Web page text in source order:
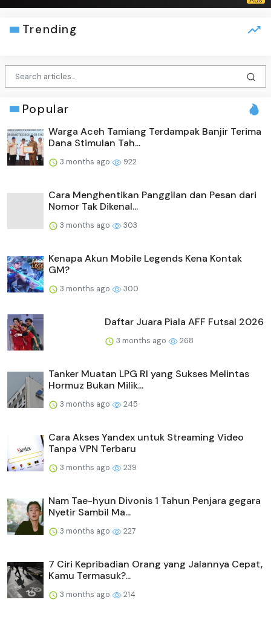
Trending
Popular
Warga Aceh Tamiang Terdampak Banjir Terima
Dana Stimulan Tah...
3 months ago 922
Cara Menghentikan Panggilan dan Pesan dari
Nomor Tak Dikenal...
3 months ago 303
Kenapa Akun Mobile Legends Kena Kontak
GM?
3 months ago 300
Daftar Juara Piala AFF Futsal 2026
3 months ago 268
Tanker Muatan LPG RI yang Sukses Melintas
Hormuz Bukan Milik...
3 months ago 245
Cara Akses Yandex untuk Streaming Video
Tanpa VPN Terbaru
3 months ago 239
Nam Tae-hyun Divonis 1 Tahun Penjara gegara
Nyetir Sambil Ma...
3 months ago 227
7 Ciri Kepribadian Orang yang Jalannya Cepat,
Kamu Termasuk?...
3 months ago 214